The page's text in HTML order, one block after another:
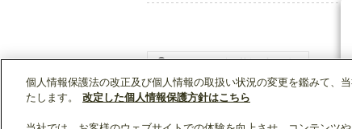
WIN2Kトップ 製品情報
個人情報保護法の改正及び個人情報の取扱い状況の変更を鑑みて、
たします。
改定した個人情報保護方針はこちら